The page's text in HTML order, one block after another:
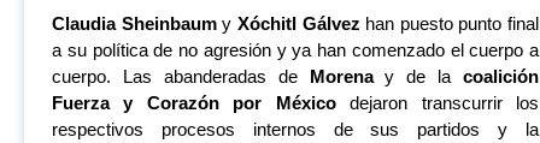
Claudia Sheinbaumy Xóchitl Gálvez han puesto punto final
a su política de no agresión y ya han comenzado el cuerpo a
cuerpo. Las abanderadas de Morenay de la coalición
Fuerza y Corazón por Méxicodejaron transcurrir los
respectivos procesos internos de sus partidos y la